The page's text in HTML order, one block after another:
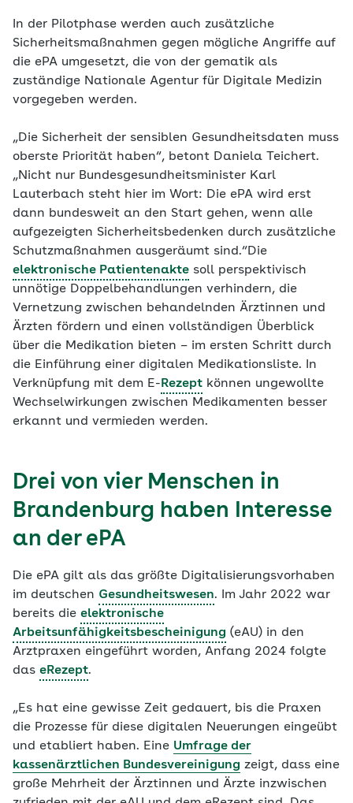
In der Pilotphase werden auch zusätzliche
Sicherheitsmaßnahmen gegen mögliche Angriffe auf
die ePA umgesetzt, die von der gematik als
zuständige Nationale Agentur für Digitale Medizin
vorgegeben werden.
„Die Sicherheit der sensiblen Gesundheitsdaten muss
oberste Priorität haben“, betont Daniela Teichert.
„Nicht nur Bundesgesundheitsminister Karl
Lauterbach steht hier im Wort: Die ePA wird erst
dann bundesweit an den Start gehen, wenn alle
aufgezeigten Sicherheitsbedenken durch zusätzliche
Schutzmaßnahmen ausgeräumt sind.“Die
elektronische Patientenakte soll perspektivisch
unnötige Doppelbehandlungen verhindern, die
Vernetzung zwischen behandelnden Ärztinnen und
Ärzten fördern und einen vollständigen Überblick
über die Medikation bieten – im ersten Schritt durch
die Einführung einer digitalen Medikationsliste. In
Verknüpfung mit dem E- Rezept können ungewollte
Wechselwirkungen zwischen Medikamenten besser
erkannt und vermieden werden.
Drei von vier Menschen in
Brandenburg haben Interesse
an der ePA
Die ePA gilt als das größte Digitalisierungsvorhaben
im deutschen Gesundheitswesen. Im Jahr 2022 war
bereits die elektronische
Arbeitsunfähigkeitsbescheinigung (eAU) in den
Arztpraxen eingeführt worden, Anfang 2024 folgte
das eRezept.
„Es hat eine gewisse Zeit gedauert, bis die Praxen
die Prozesse für diese digitalen Neuerungen eingeübt
und etabliert haben. Eine Umfrage der
kassenärztlichen Bundesvereinigung zeigt, dass eine
große Mehrheit der Ärztinnen und Ärzte inzwischen